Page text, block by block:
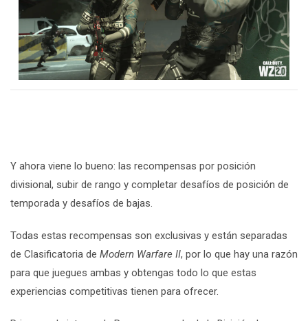
Y ahora viene lo bueno: las recompensas por posición
divisional, subir de rango y completar desafíos de posición de
temporada y desafíos de bajas.
Todas estas recompensas son exclusivas y están separadas
de Clasificatoria de Modern Warfare II, por lo que hay una razón
para que juegues ambas y obtengas todo lo que estas
experiencias competitivas tienen para ofrecer.